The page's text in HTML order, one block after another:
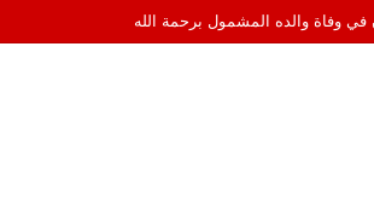
في وفاة والده المشمول برحمة الله